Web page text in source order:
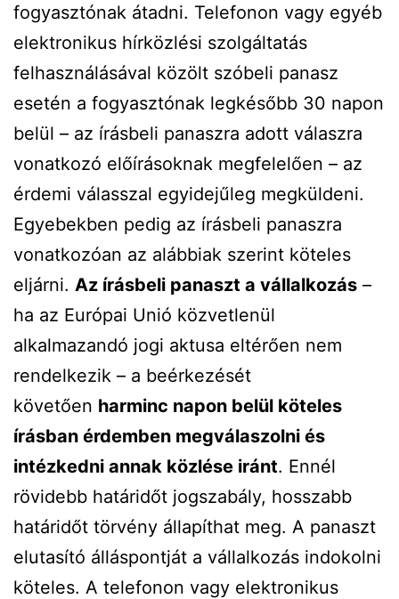
fogyasztónak átadni. Telefonon vagy egyéb
elektronikus hírközlési szolgáltatás
felhasználásával közölt szóbeli panasz
esetén a fogyasztónak legkésőbb 30 napon
belül – az írásbeli panaszra adott válaszra
vonatkozó előírásoknak megfelelően – az
érdemi válasszal egyidejűleg megküldeni.
Egyebekben pedig az írásbeli panaszra
vonatkozóan az alábbiak szerint köteles
eljárni. Az írásbeli panaszt a vállalkozás –
ha az Európai Unió közvetlenül
alkalmazandó jogi aktusa eltérően nem
rendelkezik – a beérkezését
követően harminc napon belül köteles
írásban érdemben megválaszolni és
intézkedni annak közlése iránt. Ennél
rövidebb határidőt jogszabály, hosszabb
határidőt törvény állapíthat meg. A panaszt
elutasító álláspontját a vállalkozás indokolni
köteles. A telefonon vagy elektronikus